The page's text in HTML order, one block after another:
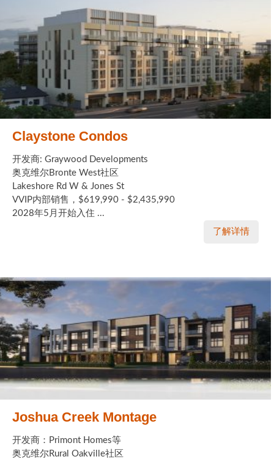
Claystone Condos
开发商: Graywood Developments
奥克维尔Bronte West社区
Lakeshore Rd W & Jones St
VVIP内部销售，$619,990 - $2,435,990
2028年5月开始入住 ...
了解详情
Joshua Creek Montage
开发商：Primont Homes等
奥克维尔Rural Oakville社区